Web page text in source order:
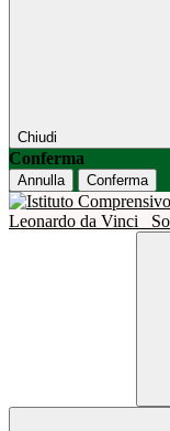
Chiudi
Conferma
Annulla Conferma
Leonardo da Vinci